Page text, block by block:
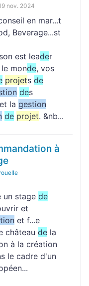
nov. 2024
en mar...t
Beverage...st
est leader
monde, vos
projets de
des
la gestion
de projet. &nb...
à
un stage de
et
et f...e
château de la
à la création
le cadre d'un